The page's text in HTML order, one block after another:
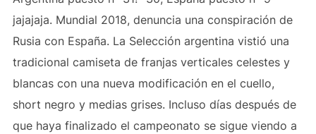
jajajaja. Mundial 2018, denuncia una conspiración de
Rusia con España. La Selección argentina vistió una
tradicional camiseta de franjas verticales celestes y
blancas con una nueva modificación en el cuello,
short negro y medias grises. Incluso días después de
que haya finalizado el campeonato se sigue viendo a